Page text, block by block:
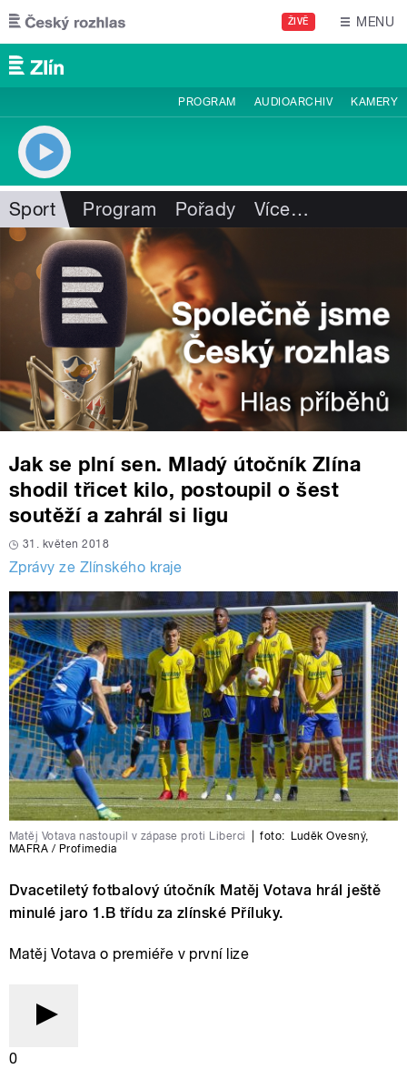
Přejít k hlavnímu obsahu
ŽIVĚ MENU
PROGRAM AUDIOARCHIV KAMERY
Sport Program Pořady Více…
Jak se plní sen. Mladý útočník Zlína
shodil třicet kilo, postoupil o šest
soutěží a zahrál si ligu
31. květen 2018
Zprávy ze Zlínského kraje
Matěj Votava nastoupil v zápase proti Liberci foto: Luděk Ovesný,
MAFRA / Profimedia
Dvacetiletý fotbalový útočník Matěj Votava hrál ještě
minulé jaro 1.B třídu za zlínské Příluky.
Matěj Votava o premiéře v první lize
0